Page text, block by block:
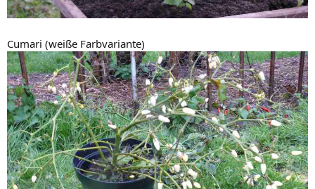
Cumari (weiße Farbvariante)